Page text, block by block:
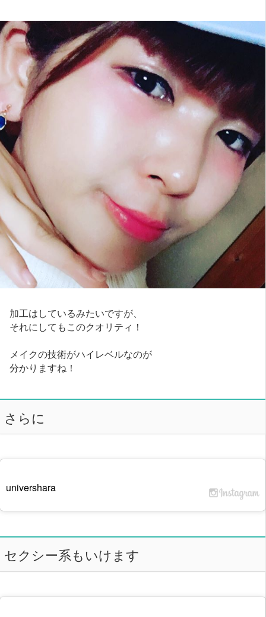
加工はしているみたいですが、
それにしてもこのクオリティ！
メイクの技術がハイレベルなのが
分かりますね！
さらに
univershara
セクシー系もいけます